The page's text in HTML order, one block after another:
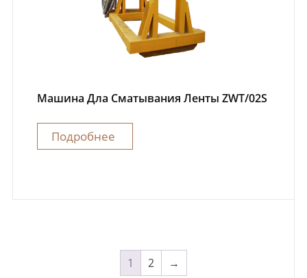
Машина Дла Сматывания Ленты ZWT/02S
Подробнее
1 2 →